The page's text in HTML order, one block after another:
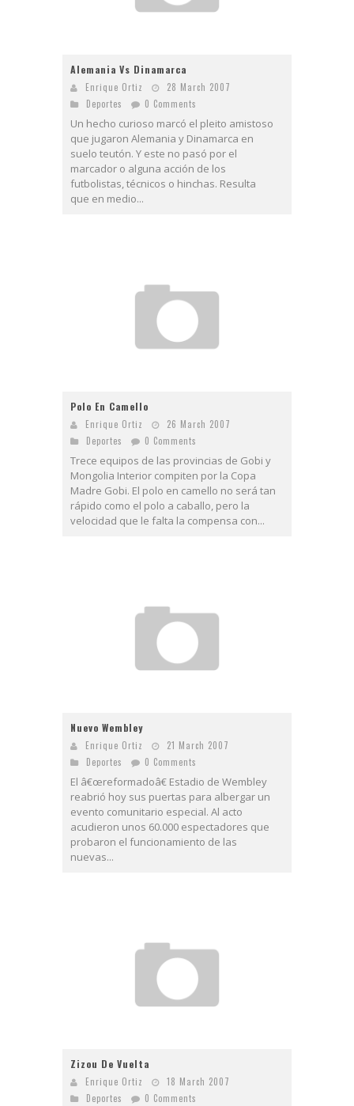
Alemania Vs Dinamarca
Enrique Ortiz
28 March 2007
Deportes
0 Comments
Un hecho curioso marcó el pleito amistoso
que jugaron Alemania y Dinamarca en
suelo teutón. Y este no pasó por el
marcador o alguna acción de los
futbolistas, técnicos o hinchas. Resulta
que en medio...
Polo En Camello
Enrique Ortiz
26 March 2007
Deportes
0 Comments
Trece equipos de las provincias de Gobi y
Mongolia Interior compiten por la Copa
Madre Gobi. El polo en camello no será tan
rápido como el polo a caballo, pero la
velocidad que le falta la compensa con...
Nuevo Wembley
Enrique Ortiz
21 March 2007
Deportes
0 Comments
El â€œreformadoâ€ Estadio de Wembley
reabrió hoy sus puertas para albergar un
evento comunitario especial. Al acto
acudieron unos 60.000 espectadores que
probaron el funcionamiento de las
nuevas...
Zizou De Vuelta
Enrique Ortiz
18 March 2007
Deportes
0 Comments